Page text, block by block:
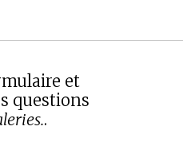
et
questions
.